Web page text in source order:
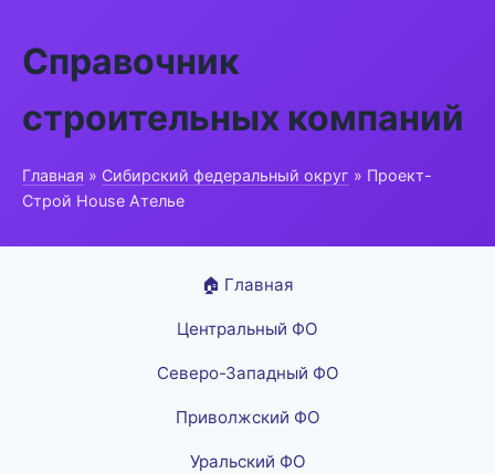
Справочник
строительных компаний
Главная » Сибирский федеральный округ » Проект-
Строй House Ателье
🏠 Главная
Центральный ФО
Северо-Западный ФО
Приволжский ФО
Уральский ФО